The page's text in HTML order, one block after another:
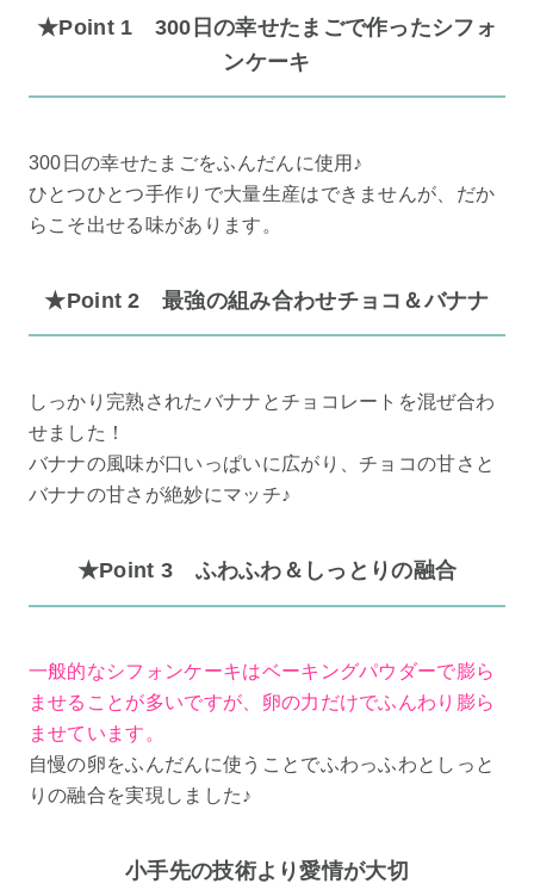
★Point 1 300日の幸せたまごで作ったシフォ
ンケーキ
300日の幸せたまごをふんだんに使用♪
ひとつひとつ手作りで大量生産はできませんが、だか
らこそ出せる味があります。
★Point 2 最強の組み合わせチョコ＆バナナ
しっかり完熟されたバナナとチョコレートを混ぜ合わ
せました！
バナナの風味が口いっぱいに広がり、チョコの甘さと
バナナの甘さが絶妙にマッチ♪
★Point 3 ふわふわ＆しっとりの融合
一般的なシフォンケーキはベーキングパウダーで膨ら
ませることが多いですが、卵の力だけでふんわり膨ら
ませています。
自慢の卵をふんだんに使うことでふわっふわとしっと
りの融合を実現しました♪
小手先の技術より愛情が大切